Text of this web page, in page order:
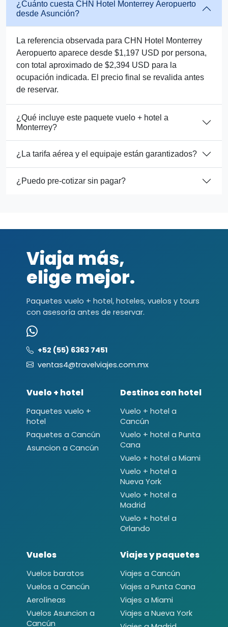
¿Cuánto cuesta CHN Hotel Monterrey Aeropuerto
desde Asunción?
La referencia observada para CHN Hotel Monterrey
Aeropuerto aparece desde $1,197 USD por persona,
con total aproximado de $2,394 USD para la
ocupación indicada. El precio final se revalida antes
de reservar.
¿Qué incluye este paquete vuelo + hotel a
Monterrey?
¿La tarifa aérea y el equipaje están garantizados?
¿Puedo pre-cotizar sin pagar?
Viaja más,
elige mejor.
Paquetes vuelo + hotel, hoteles, vuelos y tours
con asesoría antes de reservar.
+52 (55) 6363 7451
ventas4@travelviajes.com.mx
Vuelo + hotel
Paquetes vuelo +
hotel
Paquetes a Cancún
Asuncion a Cancún
Destinos con hotel
Vuelo + hotel a
Cancún
Vuelo + hotel a Punta
Cana
Vuelo + hotel a Miami
Vuelo + hotel a
Nueva York
Vuelo + hotel a
Madrid
Vuelo + hotel a
Orlando
Vuelos
Vuelos baratos
Vuelos a Cancún
Aerolíneas
Vuelos Asuncion a
Cancún
Viajes y paquetes
Viajes a Cancún
Viajes a Punta Cana
Viajes a Miami
Viajes a Nueva York